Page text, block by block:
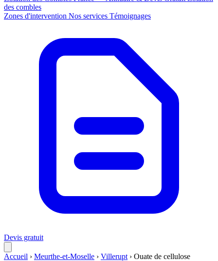
des combles
Zones d'intervention Nos services Témoignages
Devis gratuit
Accueil › Meurthe-et-Moselle › Villerupt › Ouate de cellulose